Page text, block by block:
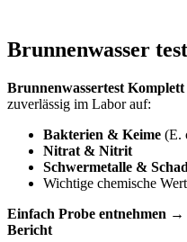
Brunnenwasser
Brunnenwassertest Komplett
zuverlässig im Labor auf:
Bakterien & Keime (E.
Nitrat & Nitrit
Schwermetalle &
Wichtige chemische
Einfach Probe entnehmen
Bericht